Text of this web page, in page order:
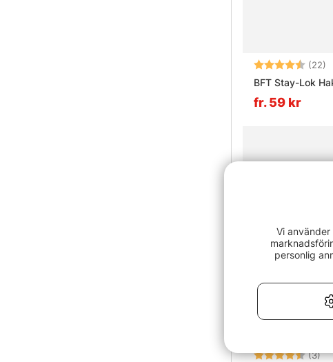
Betyg: (22)
BFT Stay-Lok
fr. 59 kr
Betyg: (3)
Vi
personlig